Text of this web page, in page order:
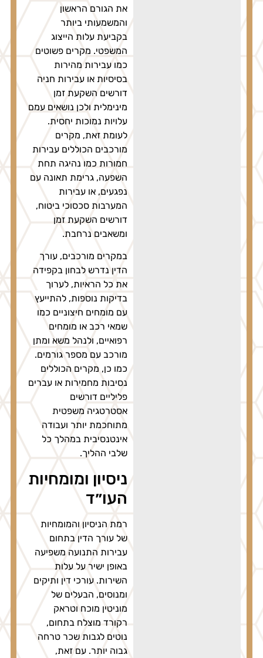
את הגורם הראשון
והמשמעותי ביותר
בקביעת עלות הייצוג
המשפטי. מקרים פשוטים
כמו עבירות מהירות
בסיסיות או עבירות חניה
דורשים השקעת זמן
מינימלית ולכן נושאים עמם
עלויות נמוכות יחסית.
לעומת זאת, מקרים
מורכבים הכוללים עבירות
חמורות כמו נהיגה תחת
השפעה, גרימת תאונה עם
נפגעים, או עבירות
המערבות סכסוכי ביטוח,
דורשים השקעת זמן
ומשאבים נרחבת.
במקרים מורכבים, עורך
הדין נדרש לבחון בקפידה
את כל הראיות, לערוך
בדיקות נוספות, להתייעץ
עם מומחים חיצוניים כמו
שמאי רכב או מומחים
רפואיים, ולנהל משא ומתן
מורכב עם מספר גורמים.
כמו כן, מקרים הכוללים
נסיבות מחמירות או עברים
פליליים דורשים
אסטרטגיה משפטית
מתוחכמת יותר ועבודה
אינטנסיבית במהלך כל
שלבי ההליך.
ניסיון ומומחיות
העו״ד
רמת הניסיון והמומחיות
של עורך הדין בתחום
עבירות התנועה משפיעה
באופן ישיר על עלות
השירות. עורכי דין ותיקים
ומנוסים, הבעלים של
מוניטין מוכח וטראק
רקורד מוצלח בתחום,
נוטים לגבות שכר טרחה
גבוה יותר. עם זאת,